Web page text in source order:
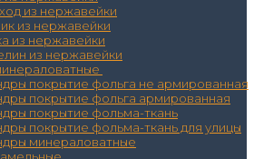
из нержавейки
из нержавейки
из нержавейки
из нержавейки
покрытие фольга не армированная
покрытие фольга армированная
покрытие фольма-ткань
покрытие фольма-ткань для улицы
минераловатные